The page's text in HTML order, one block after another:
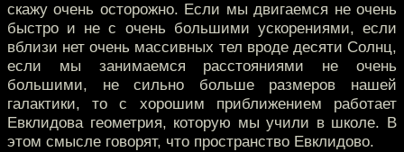
скажу очень осторожно. Если мы двигаемся не очень
быстро и не с очень большими ускорениями, если
вблизи нет очень массивных тел вроде десяти Солнц,
если мы занимаемся расстояниями не очень
большими, не сильно больше размеров нашей
галактики, то с хорошим приближением работает
Евклидова геометрия, которую мы учили в школе. В
этом смысле говорят, что пространство Евклидово.